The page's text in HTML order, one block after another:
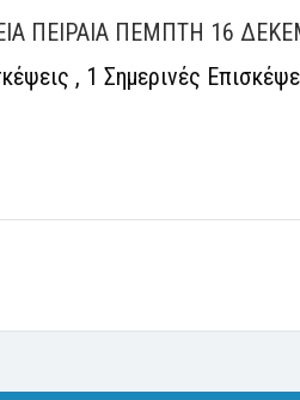
ΠΕΙΡΑΙΑ ΠΕΜΠΤΗ 16
, 1 Σημερινές